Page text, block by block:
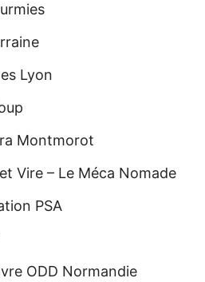
Lyon
Montmorot
Vire – Le Méca Nomade
PSA
ODD Normandie